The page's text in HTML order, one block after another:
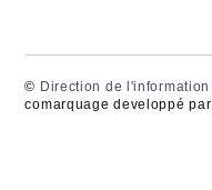
© Direction de
comarquage developpé par